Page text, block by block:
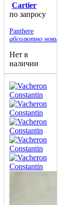
Cartier
по запросу
Panthere
абсолютно новые
Нет в
наличии